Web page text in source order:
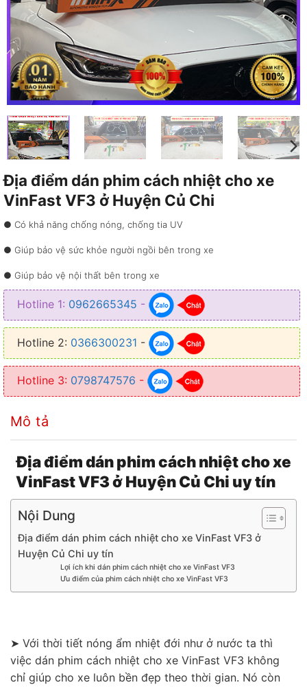
Địa điểm dán phim cách nhiệt cho xe
VinFast VF3 ở Huyện Củ Chi
● Có khả năng chống nóng, chống tia UV
● Giúp bảo vệ sức khỏe người ngồi bên trong xe
● Giúp bảo vệ nội thất bên trong xe
● Giúp xe có thể tiết kiệm năng lượng
● Tạo một không gian riêng tư cho người ngồi bên trong xe
● Thiết kế mỏng nhẹ, trong suốt không cản trở tầm nhìn
Hotline 1: 0962665345 -
Hotline 2: 0366300231 -
Hotline 3: 0798747576 -
Mô tả
Địa điểm dán phim cách nhiệt cho xe
VinFast VF3 ở Huyện Củ Chi uy tín
Nội Dung
Địa điểm dán phim cách nhiệt cho xe VinFast VF3 ở
Huyện Củ Chi uy tín
Lợi ích khi dán phim cách nhiệt cho xe VinFast VF3
Ưu điểm của phim cách nhiệt cho xe VinFast VF3
➤ Với thời tiết nóng ẩm nhiệt đới như ở nước ta thì
việc dán phim cách nhiệt cho xe VinFast VF3 không
chỉ giúp cho xe luôn bền đẹp theo thời gian. Nó còn